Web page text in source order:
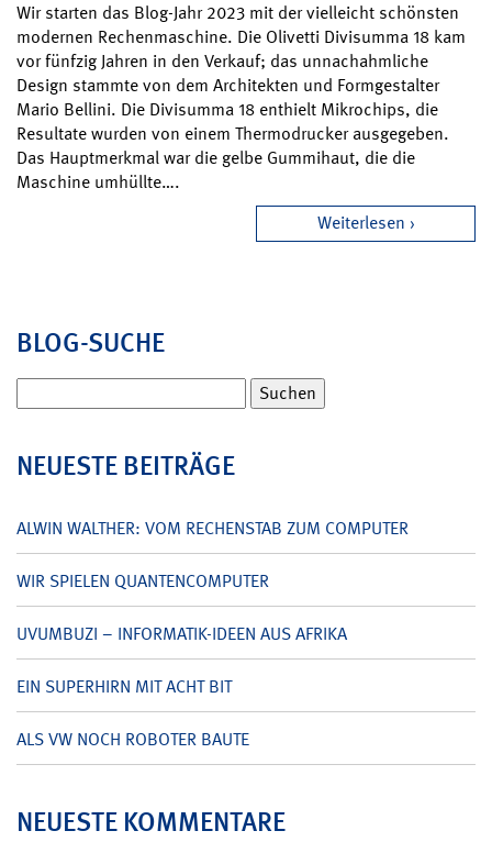
Wir starten das Blog-Jahr 2023 mit der vielleicht schönsten
modernen Rechenmaschine. Die Olivetti Divisumma 18 kam
vor fünfzig Jahren in den Verkauf; das unnachahmliche
Design stammte von dem Architekten und Formgestalter
Mario Bellini. Die Divisumma 18 enthielt Mikrochips, die
Resultate wurden von einem Thermodrucker ausgegeben.
Das Hauptmerkmal war die gelbe Gummihaut, die die
Maschine umhüllte….
Weiterlesen
BLOG-SUCHE
nach:
NEUESTE BEITRÄGE
ALWIN WALTHER: VOM RECHENSTAB ZUM COMPUTER
WIR SPIELEN QUANTENCOMPUTER
UVUMBUZI – INFORMATIK-IDEEN AUS AFRIKA
EIN SUPERHIRN MIT ACHT BIT
ALS VW NOCH ROBOTER BAUTE
NEUESTE KOMMENTARE